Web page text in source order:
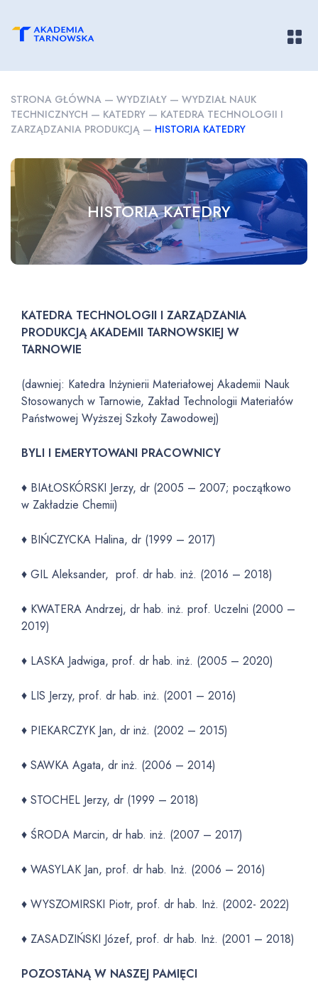
STRONA GŁÓWNA — WYDZIAŁY — WYDZIAŁ NAUK
TECHNICZNYCH — KATEDRY — KATEDRA TECHNOLOGII I
ZARZĄDZANIA PRODUKCJĄ — HISTORIA KATEDRY
HISTORIA KATEDRY
KATEDRA TECHNOLOGII I ZARZĄDZANIA
PRODUKCJĄ AKADEMII TARNOWSKIEJ W
TARNOWIE
(dawniej: Katedra Inżynierii Materiałowej Akademii Nauk
Stosowanych w Tarnowie, Zakład Technologii Materiałów
Państwowej Wyższej Szkoły Zawodowej)
BYLI I EMERYTOWANI PRACOWNICY
♦ BIAŁOSKÓRSKI Jerzy, dr (2005 – 2007; początkowo
w Zakładzie Chemii)
♦ BIŃCZYCKA Halina, dr (1999 – 2017)
♦ GIL Aleksander, prof. dr hab. inż. (2016 – 2018)
♦ KWATERA Andrzej, dr hab. inż. prof. Uczelni (2000 –
2019)
♦ LASKA Jadwiga, prof. dr hab. inż. (2005 – 2020)
♦ LIS Jerzy, prof. dr hab. inż. (2001 – 2016)
♦ PIEKARCZYK Jan, dr inż. (2002 – 2015)
♦ SAWKA Agata, dr inż. (2006 – 2014)
♦ STOCHEL Jerzy, dr (1999 – 2018)
♦ ŚRODA Marcin, dr hab. inż. (2007 – 2017)
♦ WASYLAK Jan, prof. dr hab. Inż. (2006 – 2016)
♦ WYSZOMIRSKI Piotr, prof. dr hab. Inż. (2002- 2022)
♦ ZASADZIŃSKI Józef, prof. dr hab. Inż. (2001 – 2018)
POZOSTANĄ W NASZEJ PAMIĘCI